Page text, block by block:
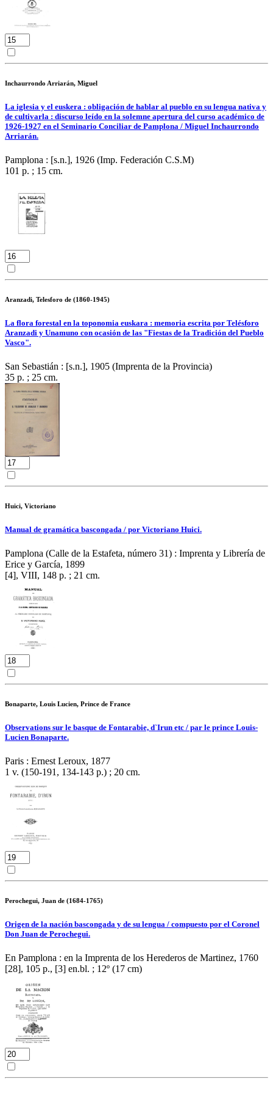
Inchaurrondo Arriarán, Miguel
La iglesia y el euskera : obligación de hablar al pueblo en su lengua nativa y
de cultivarla : discurso leído en la solemne apertura del curso académico de
1926-1927 en el Seminario Conciliar de Pamplona / Miguel Inchaurrondo
Arriarán.
Pamplona : [s.n.], 1926 (Imp. Federación C.S.M)
101 p. ; 15 cm.
Aranzadi, Telesforo de (1860-1945)
La flora forestal en la toponomia euskara : memoria escrita por Telésforo
Aranzadi y Unamuno con ocasión de las "Fiestas de la Tradición del Pueblo
Vasco".
San Sebastián : [s.n.], 1905 (Imprenta de la Provincia)
35 p. ; 25 cm.
Huici, Victoriano
Manual de gramática bascongada / por Victoriano Huici.
Pamplona (Calle de la Estafeta, número 31) : Imprenta y Librería de
Erice y García, 1899
[4], VIII, 148 p. ; 21 cm.
Bonaparte, Louis Lucien, Prince de France
Observations sur le basque de Fontarabie, d`Irun etc / par le prince Louis-
Lucien Bonaparte.
Paris : Ernest Leroux, 1877
1 v. (150-191, 134-143 p.) ; 20 cm.
Perochegui, Juan de (1684-1765)
Origen de la nación bascongada y de su lengua / compuesto por el Coronel
Don Juan de Perochegui.
En Pamplona : en la Imprenta de los Herederos de Martinez, 1760
[28], 105 p., [3] en.bl. ; 12º (17 cm)